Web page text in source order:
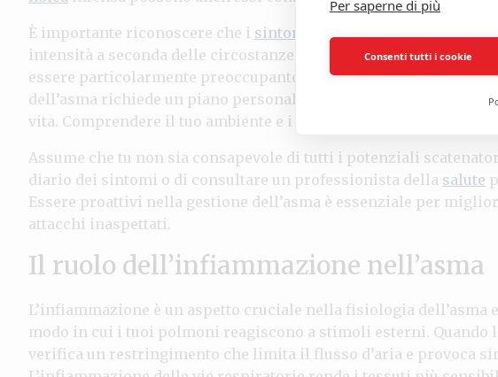
È importante riconoscere che i sintomi dell’asma
intensità a seconda delle circostanze. Per esempio, potresti
essere particolarmente preoccupante. Questa variabilità è una
dell’asma richiede un piano personalizzato e una attenta
vita. Comprendere il tuo ambiente e i tuoi
Assume che tu non sia consapevole di tutti i potenziali
diario dei sintomi o di consultare un professionista della salute
Essere proattivi nella gestione dell’asma è essenziale per
attacchi inaspettati.
Il ruolo dell’infiammazione nell’asma
L’infiammazione è un aspetto cruciale nella fisiologia dell’asma
modo in cui i tuoi polmoni reagiscono a stimoli esterni. Quando
verifica un restringimento che limita il flusso d’aria e provoca
Per saperne di più
Consenti tutti i cookie